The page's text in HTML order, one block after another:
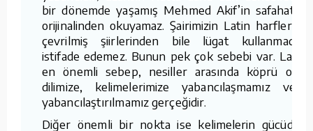
bir dönemde yaşamış Mehmed Akif’in safahatını
orijinalinden okuyamaz. Şairimizin Latin harflerine
çevrilmiş şiirlerinden bile lügat kullanmadan
istifade edemez. Bunun pek çok sebebi var. Lakin
en önemli sebep, nesiller arasında köprü olan
dilimize, kelimelerimize yabancılaşmamız veya
yabancılaştırılmamız gerçeğidir.
Diğer önemli bir nokta ise kelimelerin gücüdür,